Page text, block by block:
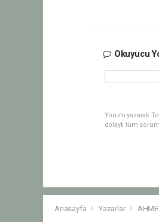
Okuyucu
Yorum yazarak
dolaylı tüm
Anasayfa Yazarlar